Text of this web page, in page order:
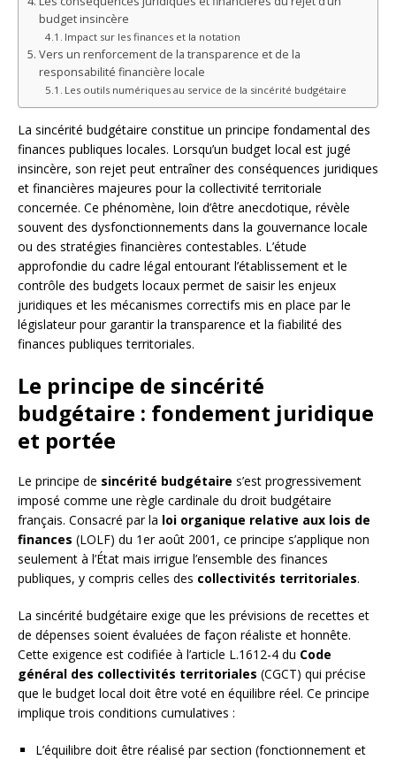
budget insincère
Impact sur les finances et la notation
Vers un renforcement de la transparence et de la
responsabilité financière locale
Les outils numériques au service de la sincérité budgétaire
La sincérité budgétaire constitue un principe fondamental des
finances publiques locales. Lorsqu’un budget local est jugé
insincère, son rejet peut entraîner des conséquences juridiques
et financières majeures pour la collectivité territoriale
concernée. Ce phénomène, loin d’être anecdotique, révèle
souvent des dysfonctionnements dans la gouvernance locale
ou des stratégies financières contestables. L’étude
approfondie du cadre légal entourant l’établissement et le
contrôle des budgets locaux permet de saisir les enjeux
juridiques et les mécanismes correctifs mis en place par le
législateur pour garantir la transparence et la fiabilité des
finances publiques territoriales.
Le principe de sincérité
budgétaire : fondement juridique
et portée
Le principe de sincérité budgétaire s’est progressivement
imposé comme une règle cardinale du droit budgétaire
français. Consacré par la loi organique relative aux lois de
finances (LOLF) du 1er août 2001, ce principe s’applique non
seulement à l’État mais irrigue l’ensemble des finances
publiques, y compris celles des collectivités territoriales.
La sincérité budgétaire exige que les prévisions de recettes et
de dépenses soient évaluées de façon réaliste et honnête.
Cette exigence est codifiée à l’article L.1612-4 du Code
général des collectivités territoriales (CGCT) qui précise
que le budget local doit être voté en équilibre réel. Ce principe
implique trois conditions cumulatives :
L’équilibre doit être réalisé par section (fonctionnement et